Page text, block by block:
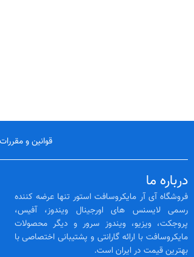
قوانین و مقررات
درباره ما
فروشگاه آی آر مایکروسافت استور تنها عرضه کننده
رسمی لایسنس‌ های اورجینال ویندوز، آفیس،
پروجکت، ویزیو، ویندوز سرور و دیگر محصولات
مایکروسافت با ارائه گارانتی و پشتیبانی اختصاصی با
بهترین قیمت در ایران است.